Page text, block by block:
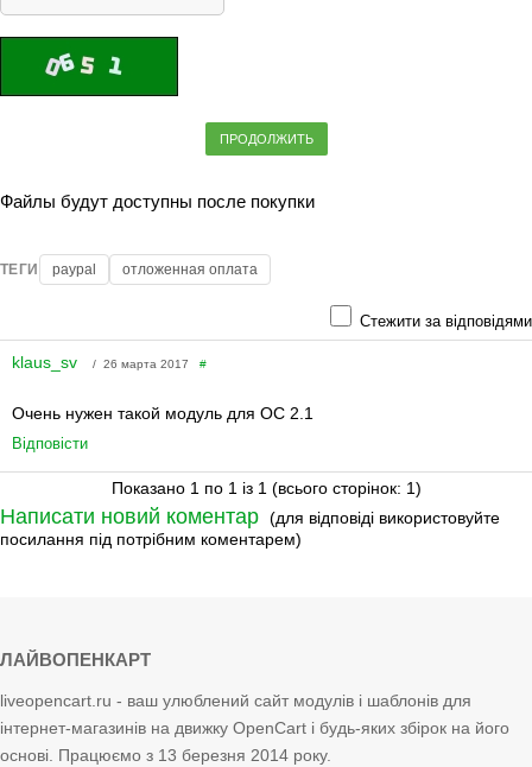
ПРОДОЛЖИТЬ
Файлы будут доступны после покупки
ТЕГИ paypal отложенная оплата
Стежити за відповідями
klaus_sv / 26 марта 2017 #
Очень нужен такой модуль для OC 2.1
Відповісти
Показано 1 по 1 із 1 (всього сторінок: 1)
Написати новий коментар (для відповіді використовуйте
посилання під потрібним коментарем)
ЛАЙВОПЕНКАРТ
liveopencart.ru - ваш улюблений сайт модулів і шаблонів для
інтернет-магазинів на движку OpenCart і будь-яких збірок на його
основі. Працюємо з 13 березня 2014 року.